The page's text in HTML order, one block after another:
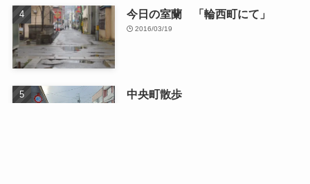
今日の室蘭 「輪西町にて」
2016/03/19
中央町散歩